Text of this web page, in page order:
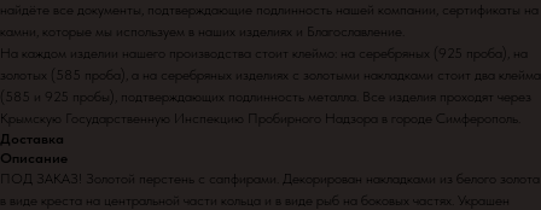
найдёте все документы, подтверждающие подлинность нашей компании, сертификаты на
камни, которые мы используем в наших изделиях и Благославление.
На каждом изделии нашего производства стоит клеймо: на серебряных (925 проба), на
золотых (585 проба), а на серебряных изделиях с золотыми накладками стоит два клейма
(585 и 925 пробы), подтверждающих подлинность металла. Все изделия проходят через
Крымскую Государственную Инспекцию Пробирного Надзора в городе Симферополь.
Доставка
Описание
ПОД ЗАКАЗ! Золотой перстень с сапфирами. Декорирован накладками из белого золота
в виде креста на центральной части кольца и в виде рыб на боковых частях. Украшен